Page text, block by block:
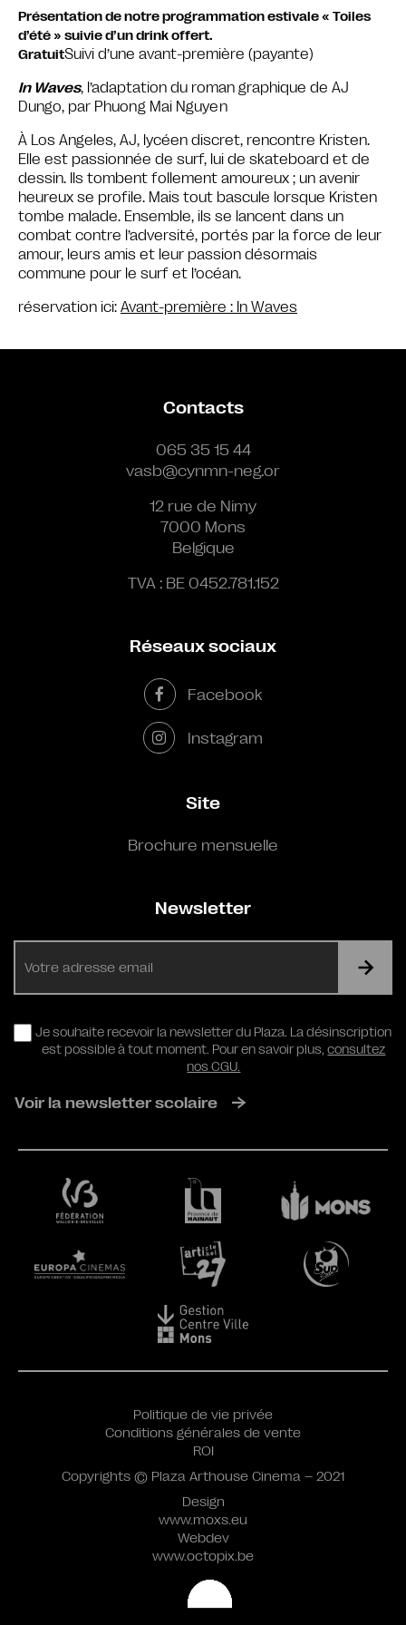
Présentation de notre programmation estivale « Toiles
d’été » suivie d’un drink offert.
GratuitSuivi d’une avant-première (payante)
In Waves, l’adaptation du roman graphique de AJ
Dungo, par Phuong Mai Nguyen
À Los Angeles, AJ, lycéen discret, rencontre Kristen.
Elle est passionnée de surf, lui de skateboard et de
dessin. Ils tombent follement amoureux ; un avenir
heureux se profile. Mais tout bascule lorsque Kristen
tombe malade. Ensemble, ils se lancent dans un
combat contre l’adversité, portés par la force de leur
amour, leurs amis et leur passion désormais
commune pour le surf et l’océan.
réservation ici: Avant-première : In Waves
Contacts
065 35 15 44
vasb@cynmn-neg.or
12 rue de Nimy
7000 Mons
Belgique
TVA : BE 0452.781.152
Réseaux sociaux
Facebook
Instagram
Site
Brochure mensuelle
Newsletter
RGPD
Je souhaite recevoir la newsletter du Plaza. La désinscription
est possible à tout moment. Pour en savoir plus,consultez
nos CGU.
Voir la newsletter scolaire
Design
www.moxs.eu
Webdev
www.octopix.be
Politique de vie privée
Conditions générales de vente
ROI
Copyrights © Plaza Arthouse Cinema – 2021